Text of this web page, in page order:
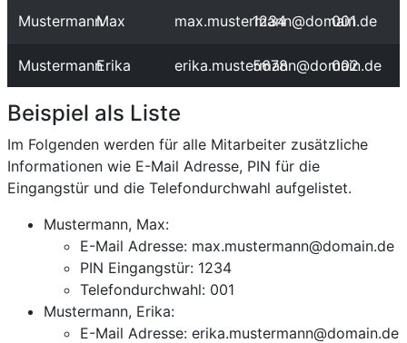
MustermannMax max.mustermann@domain.de
1234 001
MustermannErika erika.mustermann@domain.de
5678 002
Beispiel als Liste
Im Folgenden werden für alle Mitarbeiter zusätzliche
Informationen wie E-Mail Adresse, PIN für die
Eingangstür und die Telefondurchwahl aufgelistet.
Mustermann, Max:
E-Mail Adresse: max.mustermann@domain.de
PIN Eingangstür: 1234
Telefondurchwahl: 001
Mustermann, Erika:
E-Mail Adresse: erika.mustermann@domain.de